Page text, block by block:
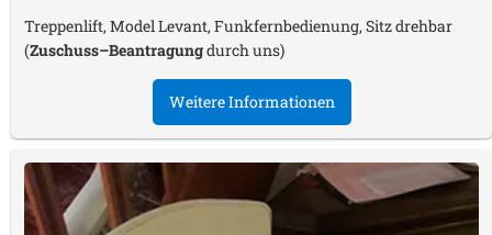
Treppenlift, Model Levant, Funkfernbedienung, Sitz drehbar
(Zuschuss–Beantragungdurch uns)
Weitere Informationen